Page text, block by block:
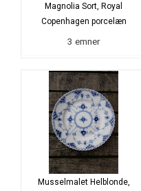
Magnolia Sort, Royal
Copenhagen porcelæn
3 emner
Musselmalet Helblonde,